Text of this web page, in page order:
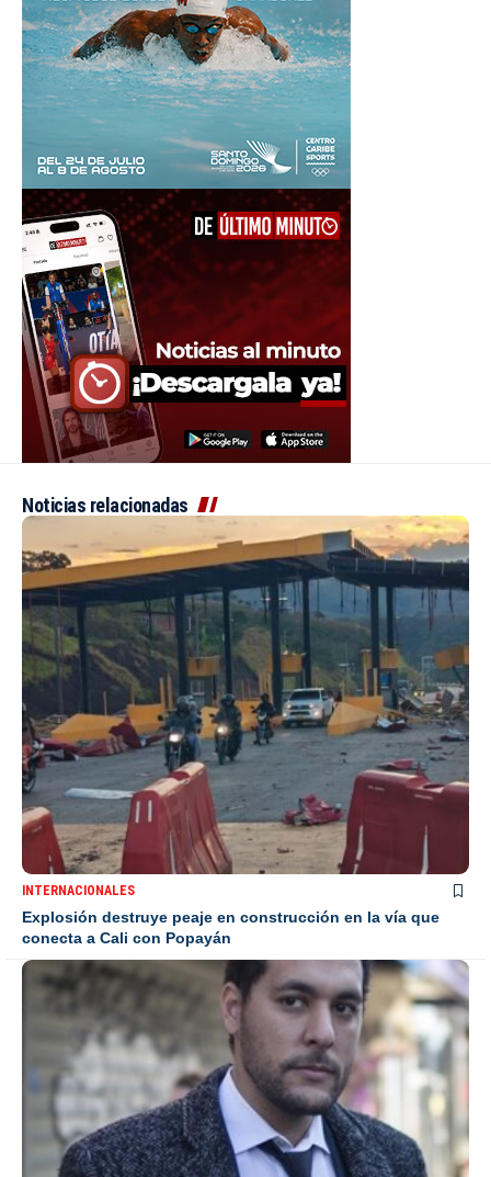
Noticias relacionadas
INTERNACIONALES
Explosión destruye peaje en construcción en la vía que
conecta a Cali con Popayán